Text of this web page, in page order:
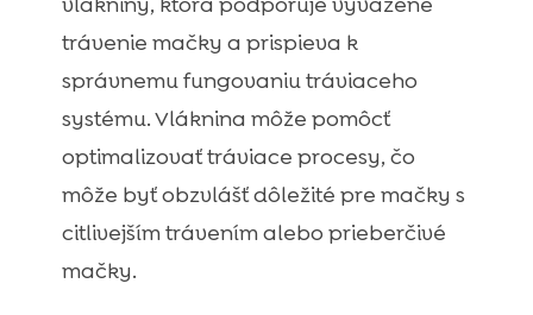
trávenie mačky a prispieva k
správnemu fungovaniu tráviaceho
systému. Vláknina môže pomôcť
optimalizovať tráviace procesy, čo
môže byť obzvlášť dôležité pre mačky s
citlivejším trávením alebo prieberčivé
mačky.